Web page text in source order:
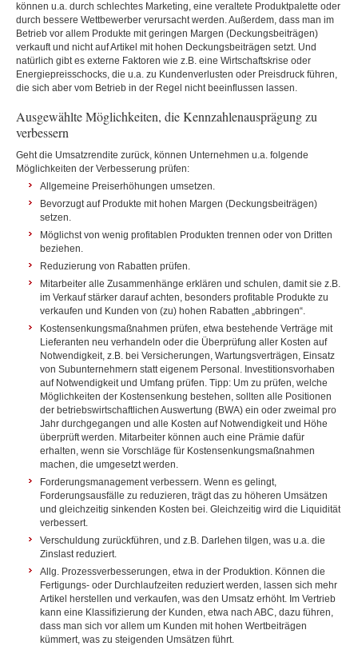
können u.a. durch schlechtes Marketing, eine veraltete Produktpalette oder
durch bessere Wettbewerber verursacht werden. Außerdem, dass man im
Betrieb vor allem Produkte mit geringen Margen (Deckungsbeiträgen)
verkauft und nicht auf Artikel mit hohen Deckungsbeiträgen setzt. Und
natürlich gibt es externe Faktoren wie z.B. eine Wirtschaftskrise oder
Energiepreisschocks, die u.a. zu Kundenverlusten oder Preisdruck führen,
die sich aber vom Betrieb in der Regel nicht beeinflussen lassen.
Ausgewählte Möglichkeiten, die Kennzahlenausprägung zu
verbessern
Geht die Umsatzrendite zurück, können Unternehmen u.a. folgende
Möglichkeiten der Verbesserung prüfen:
Allgemeine Preiserhöhungen umsetzen.
Bevorzugt auf Produkte mit hohen Margen (Deckungsbeiträgen)
setzen.
Möglichst von wenig profitablen Produkten trennen oder von Dritten
beziehen.
Reduzierung von Rabatten prüfen.
Mitarbeiter alle Zusammenhänge erklären und schulen, damit sie z.B.
im Verkauf stärker darauf achten, besonders profitable Produkte zu
verkaufen und Kunden von (zu) hohen Rabatten „abbringen“.
Kostensenkungsmaßnahmen prüfen, etwa bestehende Verträge mit
Lieferanten neu verhandeln oder die Überprüfung aller Kosten auf
Notwendigkeit, z.B. bei Versicherungen, Wartungsverträgen, Einsatz
von Subunternehmern statt eigenem Personal. Investitionsvorhaben
auf Notwendigkeit und Umfang prüfen. Tipp: Um zu prüfen, welche
Möglichkeiten der Kostensenkung bestehen, sollten alle Positionen
der betriebswirtschaftlichen Auswertung (BWA) ein oder zweimal pro
Jahr durchgegangen und alle Kosten auf Notwendigkeit und Höhe
überprüft werden. Mitarbeiter können auch eine Prämie dafür
erhalten, wenn sie Vorschläge für Kostensenkungsmaßnahmen
machen, die umgesetzt werden.
Forderungsmanagement verbessern. Wenn es gelingt,
Forderungsausfälle zu reduzieren, trägt das zu höheren Umsätzen
und gleichzeitig sinkenden Kosten bei. Gleichzeitig wird die Liquidität
verbessert.
Verschuldung zurückführen, und z.B. Darlehen tilgen, was u.a. die
Zinslast reduziert.
Allg. Prozessverbesserungen, etwa in der Produktion. Können die
Fertigungs- oder Durchlaufzeiten reduziert werden, lassen sich mehr
Artikel herstellen und verkaufen, was den Umsatz erhöht. Im Vertrieb
kann eine Klassifizierung der Kunden, etwa nach ABC, dazu führen,
dass man sich vor allem um Kunden mit hohen Wertbeiträgen
kümmert, was zu steigenden Umsätzen führt.